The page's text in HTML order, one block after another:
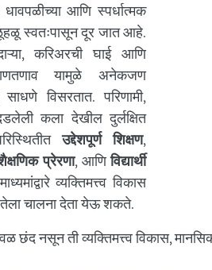
आणि स्पर्धात्मक
स्वतःपासून दूर जात आहे.
करिअरची घाई आणि
यामुळे अनेकजण
विसरतात. परिणामी,
कला देखील दुर्लक्षित
उद्देशपूर्ण शिक्षण,
प्रेरणा, आणिविद्यार्थी
व्यक्तिमत्त्व विकास
चालना देता येऊ शकते.
छंद नसून ती व्यक्तिमत्त्व विकास,